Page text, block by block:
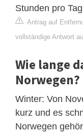
Stunden pro
Antrag auf
vollständige Antwort
Wie lange
Norwegen?
Winter: Von
kurz und es
Norwegen